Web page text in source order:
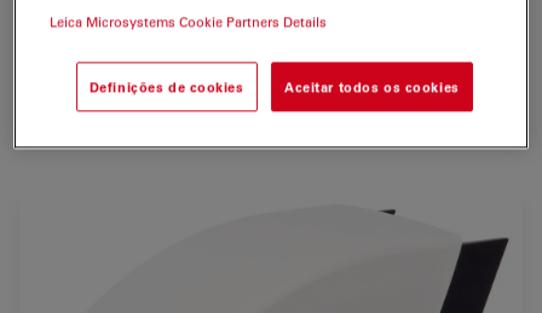
resfriamento Peltierreduz o ruído da aquisição de
recurso de armazenamento e recuperação permite ao
usuário recuperar as mesmas configurações para
Leica Microsystems Cookie Partners Details
Definições de cookies Aceitar todos os cookies